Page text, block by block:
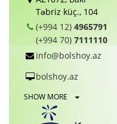
Təbriz küç., 104
(+994 12) 4965791
(+994 70) 7111110
info@bolshoy.az
bolshoy.az
SHOW MORE